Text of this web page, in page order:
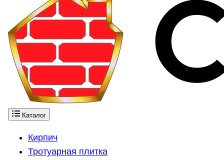
Каталог
Кирпич
Тротуарная плитка